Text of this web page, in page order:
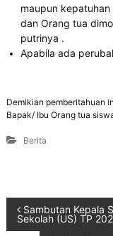
maupun
dan Orang tua
putrinya .
Apabila ada
Demikian pemberitahuan
Bapak/ Ibu Orang tua
Berita
Sambutan Kepala
Sekolah (US) TP